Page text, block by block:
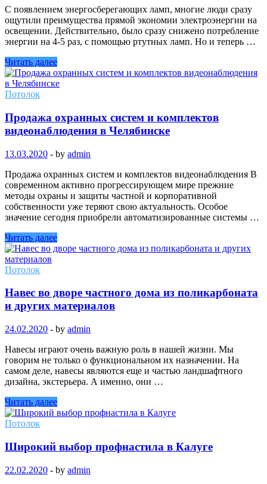
С появлением энергосберегающих ламп, многие люди сразу
ощутили преимущества прямой экономии электроэнергии на
освещении. Действительно, было сразу снижено потребление
энергии на 4-5 раз, с помощью ртутных ламп. Но и теперь …
Читать далее
Потолок
Продажа охранных систем и комплектов
видеонаблюдения в Челябинске
13.03.2020 - by admin
Продажа охранных систем и комплектов видеонаблюдения В
современном активно прогрессирующем мире прежние
методы охраны и защиты частной и корпоративной
собственности уже теряют свою актуальность. Особое
значение сегодня приобрели автоматизированные системы …
Читать далее
Потолок
Навес во дворе частного дома из поликарбоната
и других материалов
24.02.2020 - by admin
Навесы играют очень важную роль в нашей жизни. Мы
говорим не только о функциональном их назначении. На
самом деле, навесы являются еще и частью ландшафтного
дизайна, экстерьера. А именно, они …
Читать далее
Потолок
Широкий выбор профнастила в Калуге
22.02.2020 - by admin